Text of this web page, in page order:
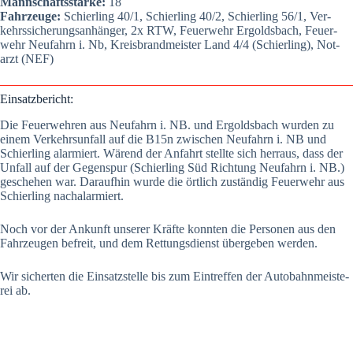
Fahr­zeu­ge: Schier­ling 40/1, Schier­ling 40/2, Schier­ling 56/1, Ver­
kehrs­si­che­rungs­an­hän­ger, 2x RTW, Feu­er­wehr Ergolds­bach, Feu­er­
wehr Neu­fahrn i. Nb, Kreis­brand­meis­ter Land 4/4 (Schier­ling), Not­
arzt (NEF)
Ein­satz­be­richt:
Die Feu­er­weh­ren aus Neu­fahrn i. NB. und Ergolds­bach wur­den zu
einem Ver­kehrs­un­fall auf die B15n zwi­schen Neu­fahrn i. NB und
Schier­ling alar­miert. Wärend der Anfahrt stell­te sich herraus, dass der
Unfall auf der Gegen­spur (Schier­ling Süd Rich­tung Neu­fahrn i. NB.)
gesche­hen war. Dar­auf­hin wur­de die ört­lich zustän­dig Feu­er­wehr aus
Schier­ling nach­alar­miert.
Noch vor der Ankunft unse­rer Kräf­te konn­ten die Per­so­nen aus den
Fahr­zeu­gen befreit, und dem Ret­tungs­dienst über­ge­ben wer­den.
Wir sicher­ten die Ein­satz­stel­le bis zum Ein­tref­fen der Auto­bahn­meis­te­
rei ab.